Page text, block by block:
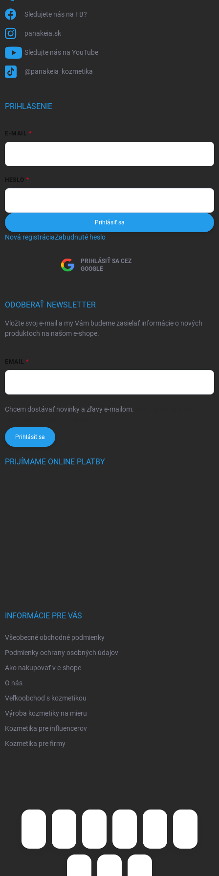
Sledujete nás na FB?
panakeia.sk
Sledujte nás na YouTube
@panakeia_kozmetika
PRIHLÁSENIE
E-MAIL
HESLO
Prihlásiť sa
Nová registráciaZabudnuté heslo
PRIHLÁSIŤ SA CEZ
GOOGLE
ODOBERAŤ NEWSLETTER
Vložte svoj e-mail a my Vám budeme zasielať informácie o nových
produktoch na našom e-shope.
EMAIL
Chcem dostávať novinky a zľavy e-mailom.
Prihlásiť sa
PRIJÍMAME ONLINE PLATBY
INFORMÁCIE PRE VÁS
Všeobecné obchodné podmienky
Podmienky ochrany osobných údajov
Ako nakupovať v e-shope
O nás
Veľkoobchod s kozmetikou
Výroba kozmetiky na mieru
Kozmetika pre influencerov
Kozmetika pre firmy